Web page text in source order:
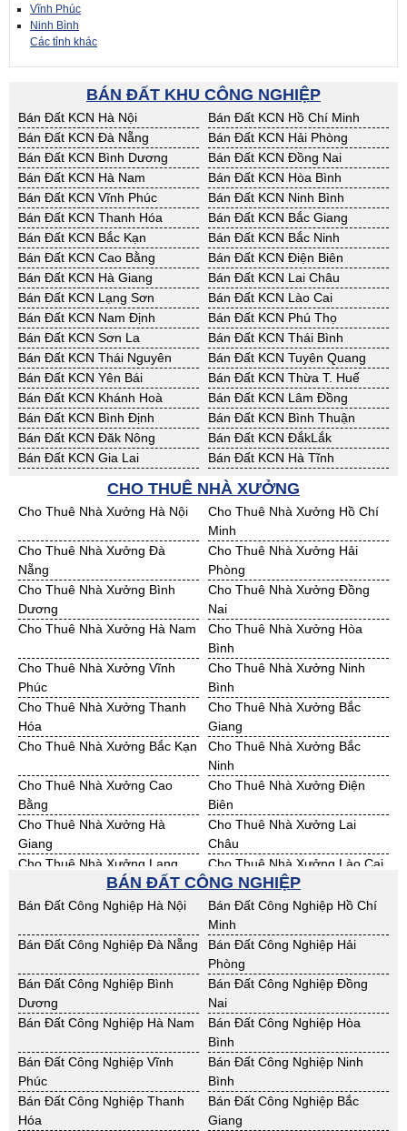
Vĩnh Phúc
Ninh Bình
Các tỉnh khác
BÁN ĐẤT KHU CÔNG NGHIỆP
Bán Đất KCN Hà Nội
Bán Đất KCN Hồ Chí Minh
Bán Đất KCN Đà Nẵng
Bán Đất KCN Hải Phòng
Bán Đất KCN Bình Dương
Bán Đất KCN Đồng Nai
Bán Đất KCN Hà Nam
Bán Đất KCN Hòa Bình
Bán Đất KCN Vĩnh Phúc
Bán Đất KCN Ninh Bình
Bán Đất KCN Thanh Hóa
Bán Đất KCN Bắc Giang
Bán Đất KCN Bắc Kạn
Bán Đất KCN Bắc Ninh
Bán Đất KCN Cao Bằng
Bán Đất KCN Điện Biên
Bán Đất KCN Hà Giang
Bán Đất KCN Lai Châu
Bán Đất KCN Lạng Sơn
Bán Đất KCN Lào Cai
Bán Đất KCN Nam Định
Bán Đất KCN Phú Thọ
Bán Đất KCN Sơn La
Bán Đất KCN Thái Bình
Bán Đất KCN Thái Nguyên
Bán Đất KCN Tuyên Quang
Bán Đất KCN Yên Bái
Bán Đất KCN Thừa T. Huế
Bán Đất KCN Khánh Hoà
Bán Đất KCN Lâm Đồng
Bán Đất KCN Bình Định
Bán Đất KCN Bình Thuận
Bán Đất KCN Đăk Nông
Bán Đất KCN ĐắkLắk
Bán Đất KCN Gia Lai
Bán Đất KCN Hà Tĩnh
Bán Đất KCN Nghệ An
Bán Đất KCN Ninh Thuận
Bán Đất KCN Phú Yên
Bán Đất KCN Quảng Bình
Bán Đất KCN Quảng Nam
Bán Đất KCN Quảng Ngãi
Bán Đất KCN Bà Rịa - VT
Bán Đất KCN Cần Thơ
Bán Đất KCN An Giang
Bán Đất KCN Bạc Liêu
Bán Đất KCN Bến Tre
Bán Đất KCN Bình Phước
Bán Đất KCN Cà Mau
Bán Đất KCN Đồng Tháp
Bán Đất KCN Hậu Giang
Bán Đất KCN Kiên Giang
Bán Đất KCN Long An
Bán Đất KCN Sóc Trăng
Bán Đất KCN Tây Ninh
Bán Đất KCN Tiền Giang
Bán Đất KCN Trà Vinh
Bán Đất KCN Vĩnh Long
Bán Đất KCN Hải Dương
Bán Đất KCN Hưng Yên
Bán Đất KCN Quảng Ninh
CHO THUÊ NHÀ XƯỞNG
Cho Thuê Nhà Xưởng Hà Nội
Cho Thuê Nhà Xưởng Hồ Chí
Minh
Cho Thuê Nhà Xưởng Đà
Nẵng
Cho Thuê Nhà Xưởng Hải
Phòng
Cho Thuê Nhà Xưởng Bình
Dương
Cho Thuê Nhà Xưởng Đồng
Nai
Cho Thuê Nhà Xưởng Hà Nam
Cho Thuê Nhà Xưởng Hòa
Bình
Cho Thuê Nhà Xưởng Vĩnh
Phúc
Cho Thuê Nhà Xưởng Ninh
Bình
Cho Thuê Nhà Xưởng Thanh
Hóa
Cho Thuê Nhà Xưởng Bắc
Giang
Cho Thuê Nhà Xưởng Bắc Kạn
Cho Thuê Nhà Xưởng Bắc
Ninh
Cho Thuê Nhà Xưởng Cao
Bằng
Cho Thuê Nhà Xưởng Điện
Biên
Cho Thuê Nhà Xưởng Hà
Giang
Cho Thuê Nhà Xưởng Lai
Châu
Cho Thuê Nhà Xưởng Lạng
Cho Thuê Nhà Xưởng Lào Cai
Cho Thuê Nhà Xưởng Nam
Cho Thuê Nhà Xưởng Phú Thọ
Cho Thuê Nhà Xưởng Sơn La
Cho Thuê Nhà Xưởng Thái
Bình
Cho Thuê Nhà Xưởng Thái
Nguyên
Cho Thuê Nhà Xưởng Tuyên
Quang
Cho Thuê Nhà Xưởng Yên Bái
Cho Thuê Nhà Xưởng Thừa T.
Huế
Cho Thuê Nhà Xưởng Khánh
Hoà
Cho Thuê Nhà Xưởng Lâm
Đồng
Cho Thuê Nhà Xưởng Bình
Định
Cho Thuê Nhà Xưởng Bình
Thuận
BÁN ĐẤT CÔNG NGHIỆP
Bán Đất Công Nghiệp Hà Nội
Bán Đất Công Nghiệp Hồ Chí
Minh
Bán Đất Công Nghiệp Đà Nẵng
Bán Đất Công Nghiệp Hải
Phòng
Bán Đất Công Nghiệp Bình
Dương
Bán Đất Công Nghiệp Đồng
Nai
Bán Đất Công Nghiệp Hà Nam
Bán Đất Công Nghiệp Hòa
Bình
Bán Đất Công Nghiệp Vĩnh
Phúc
Bán Đất Công Nghiệp Ninh
Bình
Bán Đất Công Nghiệp Thanh
Hóa
Bán Đất Công Nghiệp Bắc
Giang